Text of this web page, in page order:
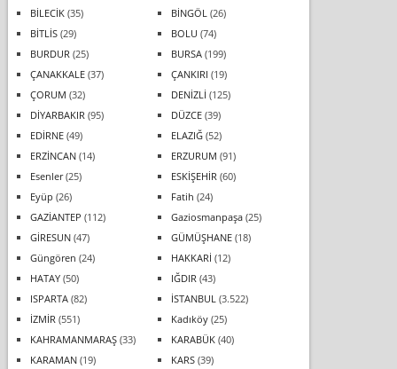
BİLECİK(35) BİNGÖL (26)
BİTLİS(29) BOLU (74)
BURDUR (25) BURSA(199)
ÇANAKKALE(37) ÇANKIRI (19)
ÇORUM (32) DENİZLİ (125)
DİYARBAKIR (95) DÜZCE(39)
EDİRNE(49) ELAZIĞ(52)
ERZİNCAN(14) ERZURUM (91)
Esenler(25) ESKİŞEHİR (60)
Eyüp (26) Fatih (24)
GAZİANTEP (112) Gaziosmanpaşa(25)
GİRESUN(47) GÜMÜŞHANE(18)
Güngören (24) HAKKARİ (12)
HATAY(50) IĞDIR (43)
ISPARTA(82) İSTANBUL (3.522)
İZMİR (551) Kadıköy(25)
KAHRAMANMARAŞ(33) KARABÜK(40)
KARAMAN(19) KARS(39)